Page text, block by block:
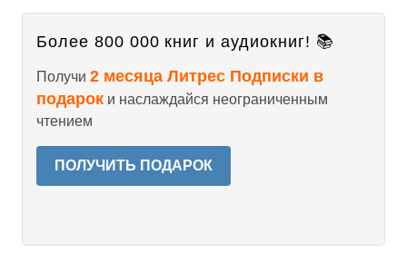
Более 800 000 книг и аудиокниг! 📚
Получи 2 месяца Литрес Подписки в
подарок и наслаждайся неограниченным
чтением
ПОЛУЧИТЬ ПОДАРОК